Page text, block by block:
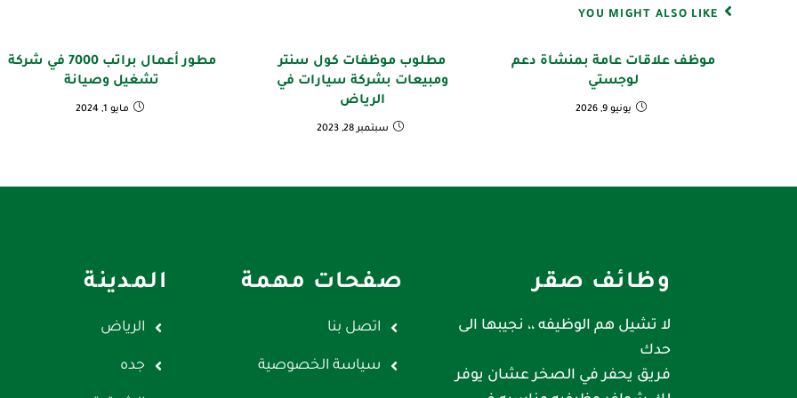
YOU MIGHT ALSO LIKE
مطور أعمال براتب 7000 في شركة
تشغيل وصيانة
مايو 1, 2024
مطلوب موظفات كول سنتر
ومبيعات بشركة سيارات في
الرياض
سبتمبر 28, 2023
موظف علاقات عامة بمنشاة دعم
لوجستي
يونيو 9, 2026
وظائف صقر
لا تشيل هم الوظيفه ،، نجيبها الى
حدك
فريق يحفر في الصخر عشان يوفر
صفحات مهمة
اتصل بنا
سياسة الخصوصية
المدينة
الرياض
جده